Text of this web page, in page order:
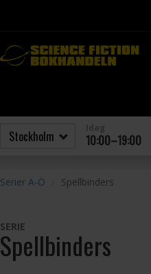
10:00–19:00
Serier A-Ö Spellbinders
SERIE
Spellbinders